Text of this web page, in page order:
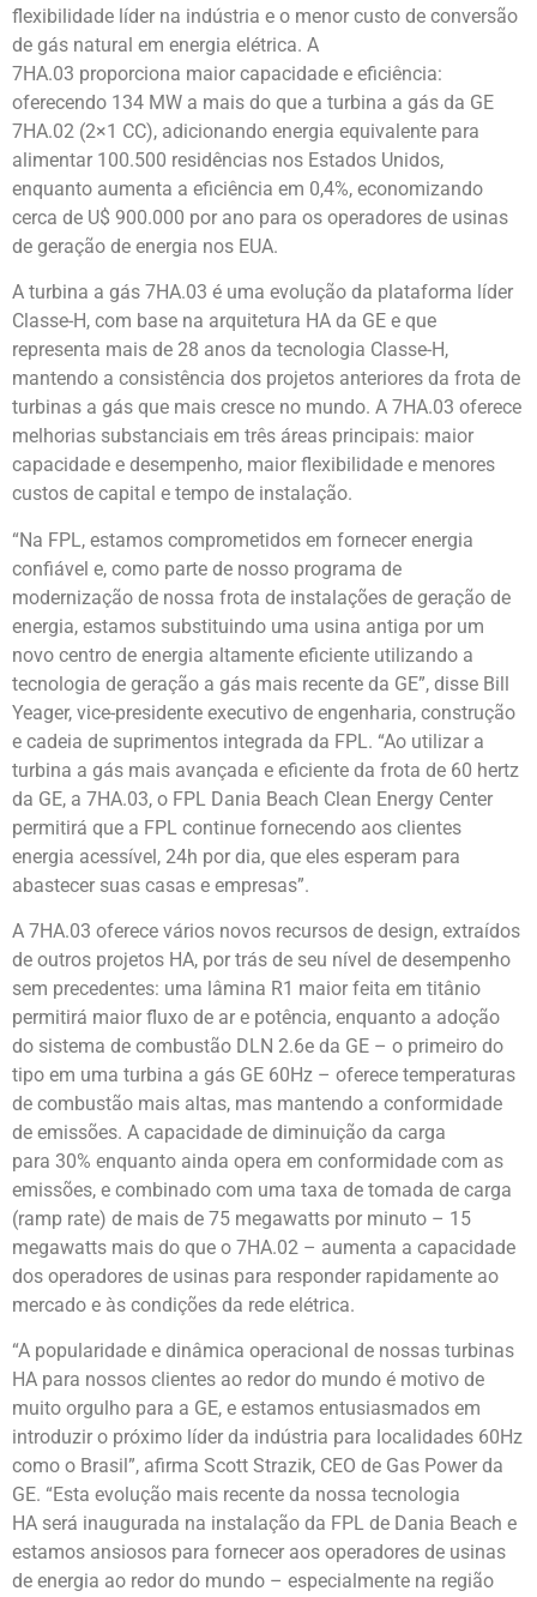
flexibilidade líder na indústria e o menor custo de conversão
de gás natural em energia elétrica. A
7HA.03 proporciona maior capacidade e eficiência:
oferecendo 134 MW a mais do que a turbina a gás da GE
7HA.02 (2×1 CC), adicionando energia equivalente para
alimentar 100.500 residências nos Estados Unidos,
enquanto aumenta a eficiência em 0,4%, economizando
cerca de U$ 900.000 por ano para os operadores de usinas
de geração de energia nos EUA.
A turbina a gás 7HA.03 é uma evolução da plataforma líder
Classe-H, com base na arquitetura HA da GE e que
representa mais de 28 anos da tecnologia Classe-H,
mantendo a consistência dos projetos anteriores da frota de
turbinas a gás que mais cresce no mundo. A 7HA.03 oferece
melhorias substanciais em três áreas principais: maior
capacidade e desempenho, maior flexibilidade e menores
custos de capital e tempo de instalação.
“Na FPL, estamos comprometidos em fornecer energia
confiável e, como parte de nosso programa de
modernização de nossa frota de instalações de geração de
energia, estamos substituindo uma usina antiga por um
novo centro de energia altamente eficiente utilizando a
tecnologia de geração a gás mais recente da GE”, disse Bill
Yeager, vice-presidente executivo de engenharia, construção
e cadeia de suprimentos integrada da FPL. “Ao utilizar a
turbina a gás mais avançada e eficiente da frota de 60 hertz
da GE, a 7HA.03, o FPL Dania Beach Clean Energy Center
permitirá que a FPL continue fornecendo aos clientes
energia acessível, 24h por dia, que eles esperam para
abastecer suas casas e empresas”.
A 7HA.03 oferece vários novos recursos de design, extraídos
de outros projetos HA, por trás de seu nível de desempenho
sem precedentes: uma lâmina R1 maior feita em titânio
permitirá maior fluxo de ar e potência, enquanto a adoção
do sistema de combustão DLN 2.6e da GE – o primeiro do
tipo em uma turbina a gás GE 60Hz – oferece temperaturas
de combustão mais altas, mas mantendo a conformidade
de emissões. A capacidade de diminuição da carga
para 30% enquanto ainda opera em conformidade com as
emissões, e combinado com uma taxa de tomada de carga
(ramp rate) de mais de 75 megawatts por minuto – 15
megawatts mais do que o 7HA.02 – aumenta a capacidade
dos operadores de usinas para responder rapidamente ao
mercado e às condições da rede elétrica.
“A popularidade e dinâmica operacional de nossas turbinas
HA para nossos clientes ao redor do mundo é motivo de
muito orgulho para a GE, e estamos entusiasmados em
introduzir o próximo líder da indústria para localidades 60Hz
como o Brasil”, afirma Scott Strazik, CEO de Gas Power da
GE. “Esta evolução mais recente da nossa tecnologia
HA será inaugurada na instalação da FPL de Dania Beach e
estamos ansiosos para fornecer aos operadores de usinas
de energia ao redor do mundo – especialmente na região